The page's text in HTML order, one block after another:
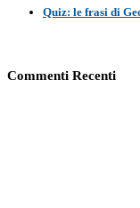
Quiz: le frasi di
Commenti Recenti